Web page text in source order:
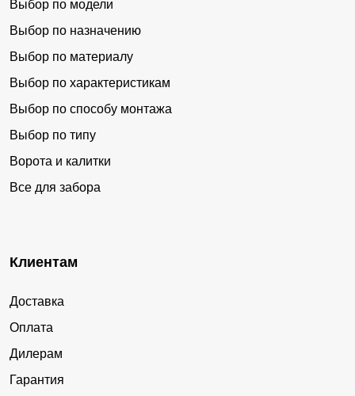
Выбор по модели
Выбор по назначению
Выбор по материалу
Выбор по характеристикам
Выбор по способу монтажа
Выбор по типу
Ворота и калитки
Все для забора
Клиентам
Доставка
Оплата
Дилерам
Гарантия